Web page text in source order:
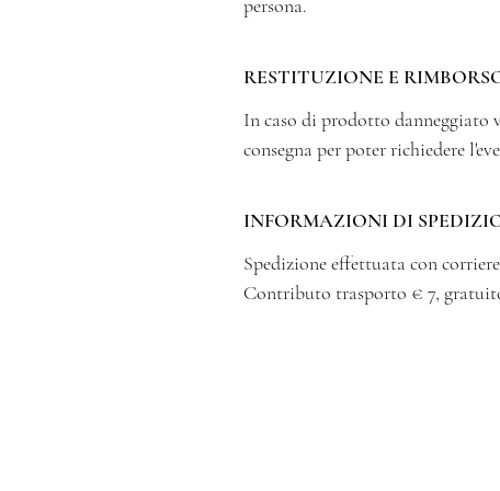
persona.
RESTITUZIONE E
In caso di prodotto danneggiato
consegna per poter richiedere
INFORMAZIONI DI
Spedizione effettuata con corriere
Contributo trasporto € 7,